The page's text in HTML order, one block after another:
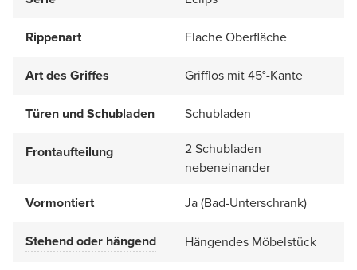
Rippenart Flache Oberfläche
Art des Griffes Grifflos mit 45°-Kante
Türen und Schubladen Schubladen
Frontaufteilung
2 Schubladen
nebeneinander
Vormontiert
Ja (Bad-Unterschrank)
Stehend oder hängend Hängendes Möbelstück